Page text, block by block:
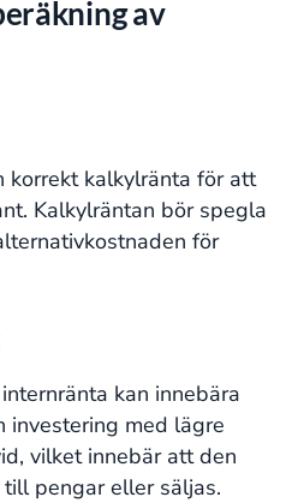
av
korrekt kalkylränta för att
Kalkylräntan bör spegla
för
kan innebära
investering med lägre
vilket innebär att den
pengar eller säljas.